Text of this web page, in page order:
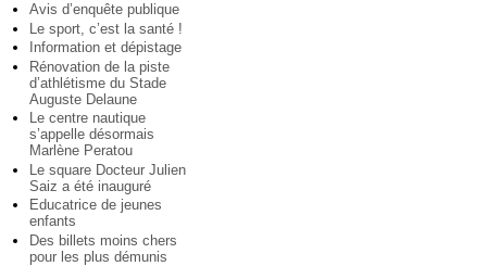
Avis d’enquête publique
Le sport, c’est la santé !
Information et dépistage
Rénovation de la piste
d’athlétisme du Stade
Auguste Delaune
Le centre nautique
s’appelle désormais
Marlène Peratou
Le square Docteur Julien
Saiz a été inauguré
Educatrice de jeunes
enfants
Des billets moins chers
pour les plus démunis